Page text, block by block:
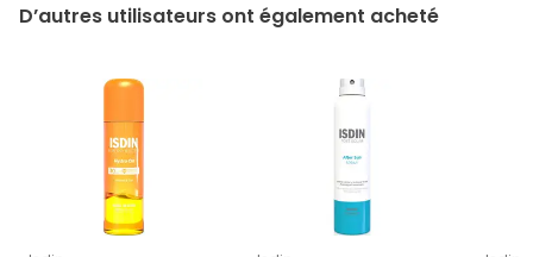
D’autres utilisateurs ont également acheté